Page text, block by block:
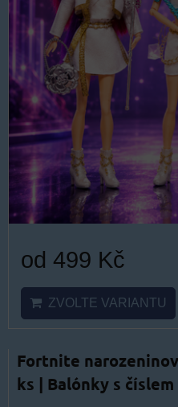
od 499 Kč
ZVOLTE VARIANTU
Fortnite
ks | Balónky s číslem